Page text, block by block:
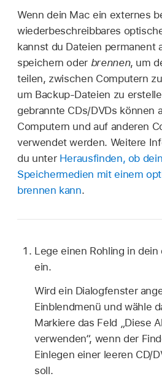
Wenn dein Mac ein externes
wiederbeschreibbares
kannst du Dateien permanent
speichern oder brennen, um
teilen, zwischen Computern
um Backup-Dateien zu
gebrannte CDs/DVDs können
Computern und auf anderen
verwendet werden. Weitere
du unter Herausfinden, ob
Speichermedien mit einem
brennen kann.
Lege einen Rohling in
ein.
Wird ein Dialogfenster
Einblendmenü und wähle
Markiere das Feld „Diese
verwenden“, wenn der
Einlegen einer leeren CD/
soll.